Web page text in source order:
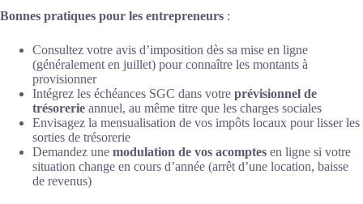
Bonnes pratiques pour les entrepreneurs :
Consultez votre avis d’imposition dès sa mise en ligne
(généralement en juillet) pour connaître les montants à
provisionner
Intégrez les échéances SGC dans votre prévisionnel de
trésorerie annuel, au même titre que les charges sociales
Envisagez la mensualisation de vos impôts locaux pour lisser les
sorties de trésorerie
Demandez une modulation de vos acomptes en ligne si votre
situation change en cours d’année (arrêt d’une location, baisse
de revenus)